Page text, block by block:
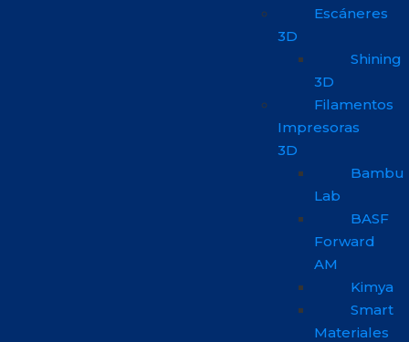
Escáneres
3D
Shining
3D
Filamentos
Impresoras
3D
Bambu
Lab
BASF
Forward
AM
Kimya
Smart
Materiales